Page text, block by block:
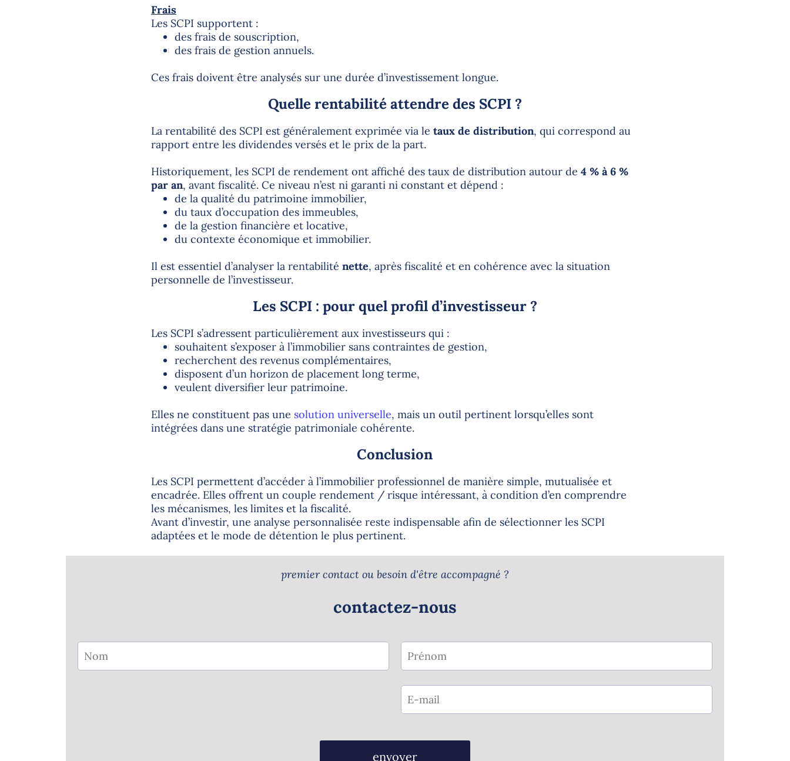
Frais
Les SCPI supportent :
des frais de souscription,
des frais de gestion annuels.
Ces frais doivent être analysés sur une durée d’investissement longue.
Quelle rentabilité attendre des SCPI ?
La rentabilité des SCPI est généralement exprimée via le taux de distribution, qui correspond au
rapport entre les dividendes versés et le prix de la part.
Historiquement, les SCPI de rendement ont affiché des taux de distribution autour de 4 % à 6 %
par an, avant fiscalité. Ce niveau n’est ni garanti ni constant et dépend :
de la qualité du patrimoine immobilier,
du taux d’occupation des immeubles,
de la gestion financière et locative,
du contexte économique et immobilier.
Il est essentiel d’analyser la rentabilité nette, après fiscalité et en cohérence avec la situation
personnelle de l’investisseur.
Les SCPI : pour quel profil d’investisseur ?
Les SCPI s’adressent particulièrement aux investisseurs qui :
souhaitent s’exposer à l’immobilier sans contraintes de gestion,
recherchent des revenus complémentaires,
disposent d’un horizon de placement long terme,
veulent diversifier leur patrimoine.
Elles ne constituent pas une solution universelle, mais un outil pertinent lorsqu’elles sont
intégrées dans une stratégie patrimoniale cohérente.
Conclusion
Les SCPI permettent d’accéder à l’immobilier professionnel de manière simple, mutualisée et
encadrée. Elles offrent un couple rendement / risque intéressant, à condition d’en comprendre
les mécanismes, les limites et la fiscalité.
Avant d’investir, une analyse personnalisée reste indispensable afin de sélectionner les SCPI
adaptées et le mode de détention le plus pertinent.
premier contact ou besoin d'être accompagné ?
contactez-nous
envoyer